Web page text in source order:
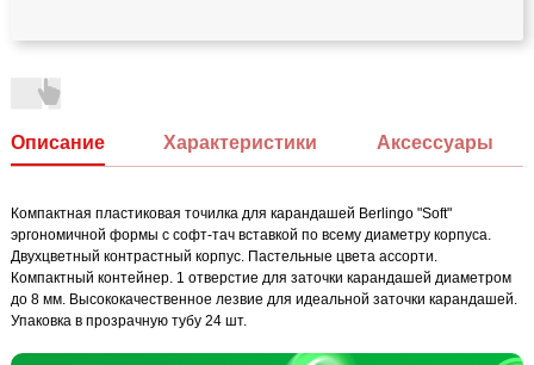
Описание Характеристики Аксессуары
Компактная пластиковая точилка для карандашей Berlingo "Soft"
эргономичной формы с cофт-тач вставкой по всему диаметру корпуса.
Двухцветный контрастный корпус. Пастельные цвета ассорти.
Компактный контейнер. 1 отверстие для заточки карандашей диаметром
до 8 мм. Высококачественное лезвие для идеальной заточки карандашей.
Упаковка в прозрачную тубу 24 шт.